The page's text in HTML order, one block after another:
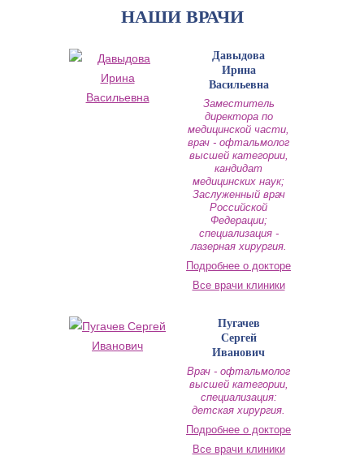
НАШИ ВРАЧИ
Давыдова
Ирина
Васильевна
Заместитель
директора по
медицинской части,
врач - офтальмолог
высшей категории,
кандидат
медицинских наук;
Заслуженный врач
Российской
Федерации;
специализация -
лазерная хирургия.
Подробнее о докторе
Все врачи клиники
Пугачев
Сергей
Иванович
Врач - офтальмолог
высшей категории,
специализация:
детская хирургия.
Подробнее о докторе
Все врачи клиники